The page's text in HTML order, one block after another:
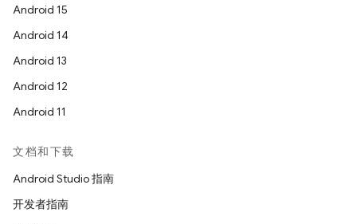
Android 15
Android 14
Android 13
Android 12
Android 11
文档和下载
Android Studio 指南
开发者指南